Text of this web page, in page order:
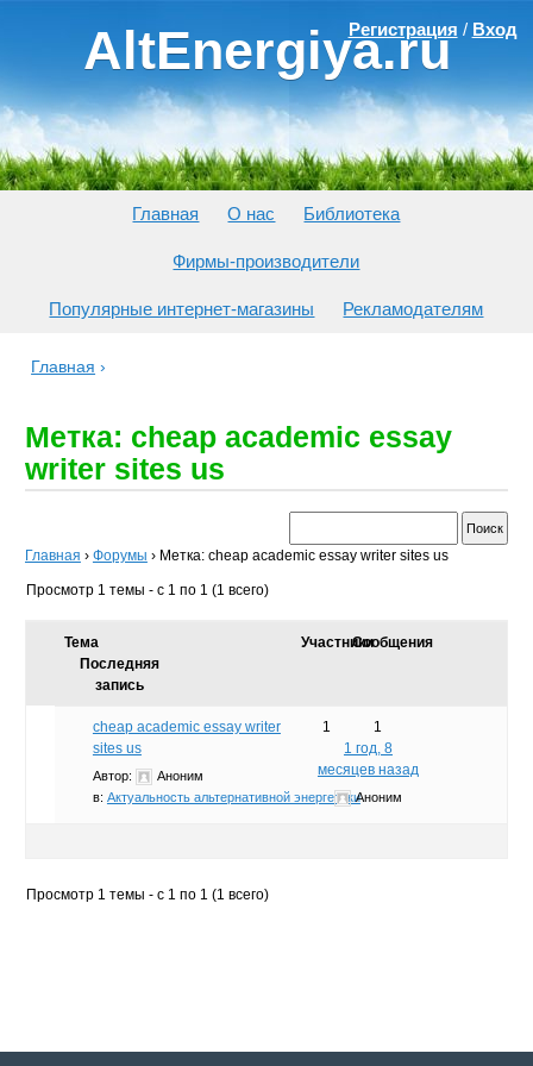
AltEnergiya.ru
Регистрация / Вход
Главная О нас Библиотека
Фирмы-производители
Популярные интернет-магазины Рекламодателям
Главная ›
Метка: cheap academic essay
writer sites us
Главная › Форумы › Метка: cheap academic essay writer sites us
Просмотр 1 темы - с 1 по 1 (1 всего)
Тема УчастникиСообщения
Последняя
запись
cheap academic essay writer
sites us
Автор:
Аноним
в: Актуальность альтернативной энергетики
1
1
1 год, 8
месяцев назад
Аноним
Просмотр 1 темы - с 1 по 1 (1 всего)